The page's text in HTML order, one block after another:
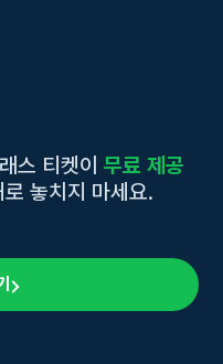
스 티켓이무료 제공
놓치지 마세요.